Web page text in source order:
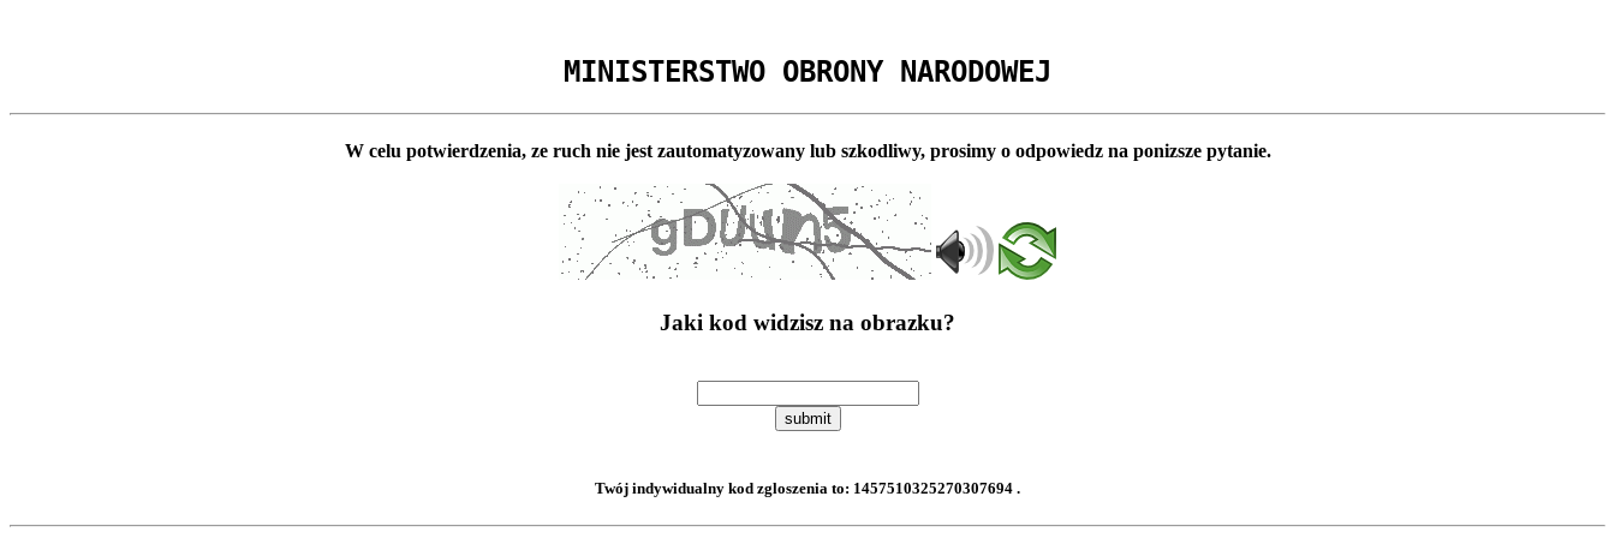
MINISTERSTWO OBRONY NARODOWEJ
W celu potwierdzenia, ze ruch nie jest zautomatyzowany lub szkodliwy, prosimy o odpowiedz na ponizsze pytanie.
Jaki kod widzisz na obrazku?
submit
Twój indywidualny kod zgloszenia to: 1457510325270307694 .